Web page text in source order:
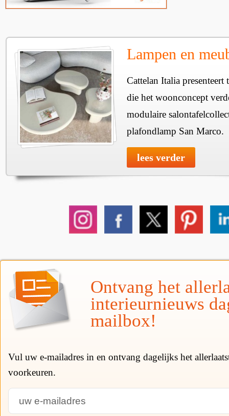
Lampen en
Cattelan Italia
die het woonconcept
modulaire
plafondlamp San Marco.
lees verder
Ontvang het
interieurnieuws
mailbox!
Vul uw e-mailadres in en ontvang dagelijks het
voorkeuren.